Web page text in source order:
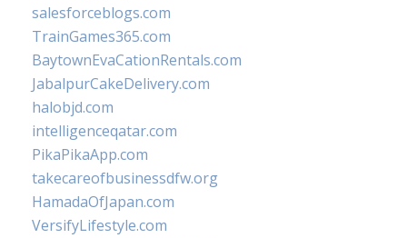
salesforceblogs.com
TrainGames365.com
BaytownEvaCationRentals.com
JabalpurCakeDelivery.com
halobjd.com
intelligenceqatar.com
PikaPikaApp.com
takecareofbusinessdfw.org
HamadaOfJapan.com
VersifyLifestyle.com